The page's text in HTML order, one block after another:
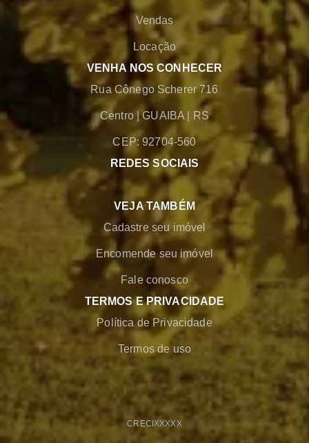
Vendas
Locação
VENHA NOS CONHECER
Rua Cônego Scherer 716
Centro |GUAIBA RS
CEP: 92704-560
REDES SOCIAIS
VEJA TAMBÉM
Cadastre seu imóvel
Encomende seu imóvel
Fale conosco
TERMOS E PRIVACIDADE
Política de Privacidade
Termos de uso
CRECIXXXXX